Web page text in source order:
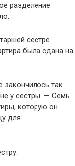
разделение
сестре
была сдана на
закончилось так
у сестры. — Семь
которую он
для